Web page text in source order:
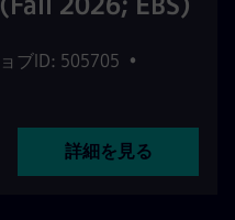
ブID: 505705 •
詳細を見る